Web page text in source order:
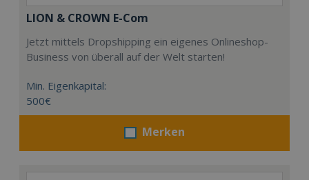
LION & CROWN E-Com
Jetzt mittels Dropshipping ein eigenes Onlineshop-
Business von überall auf der Welt starten!
Min. Eigenkapital:
500€
Merken